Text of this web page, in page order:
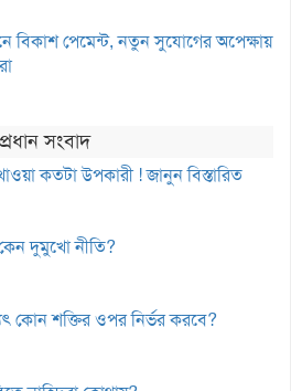
বিকাশ পেমেন্ট, নতুন সুযোগের অপেক্ষায়
প্রধান সংবাদ
কতটা উপকারী ! জানুন বিস্তারিত
দুমুখো নীতি?
কোন শক্তির ওপর নির্ভর করবে?